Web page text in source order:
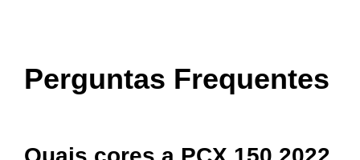
Perguntas Frequentes